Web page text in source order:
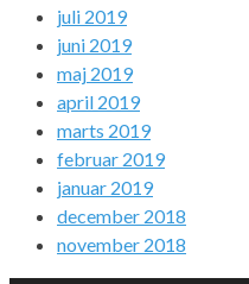
juli 2019
juni 2019
maj 2019
april 2019
marts 2019
februar 2019
januar 2019
december 2018
november 2018